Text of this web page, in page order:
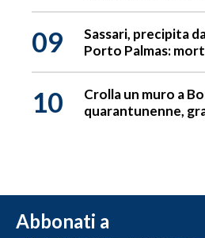
09
Sassari, precipita
Porto Palmas:
10
Crolla un muro a
quarantunenne,
Abbonati a